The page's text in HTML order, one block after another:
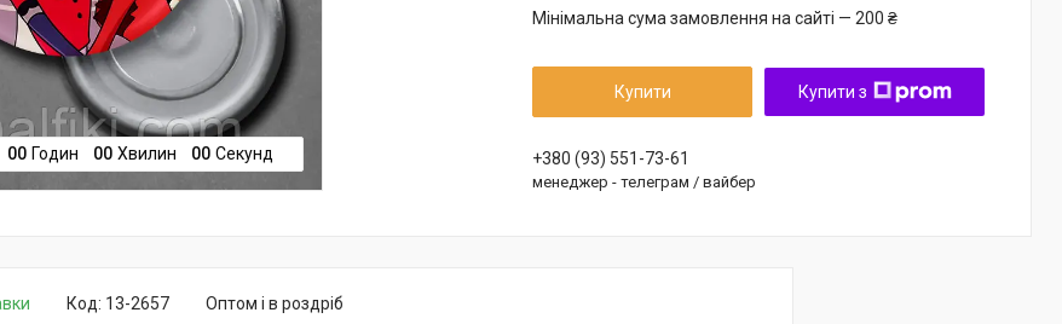
00 Годин 00 Хвилин 00 Секунд
Мінімальна сума замовлення на сайті — 200 ₴
Купити Купити з
+380 (93) 551-73-61
менеджер - телеграм / вайбер
Оптом і в роздріб
Код: 13-2657